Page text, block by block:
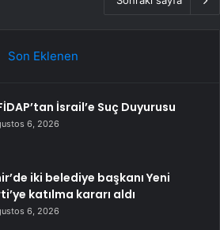
Son Eklenen
İsrail’e Suç Duyurusu
6, 2026
iki belediye başkanı Yeni
katılma kararı aldı
6, 2026